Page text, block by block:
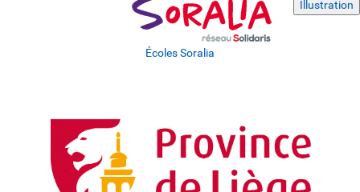
Illustration
Écoles Soralia